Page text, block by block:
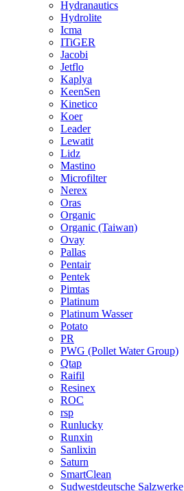
Hydranautics
Hydrolite
Icma
ITiGER
Jacobi
Jetflo
Kaplya
KeenSen
Kinetico
Koer
Leader
Lewatit
Lidz
Mastino
Microfilter
Nerex
Oras
Organic
Organic (Taiwan)
Ovay
Pallas
Pentair
Pentek
Pimtas
Platinum
Platinum Wasser
Potato
PR
PWG (Pollet Water Group)
Qtap
Raifil
Resinex
ROC
rsp
Runlucky
Runxin
Sanlixin
Saturn
SmartClean
Sudwestdeutsche Salzwerke